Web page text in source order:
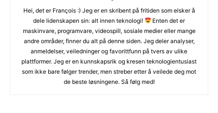
Hei, det er François :) Jeg er en skribent på fritiden som elsker å
dele lidenskapen sin: alt innen teknologi!
Enten det er
maskinvare, programvare, videospill, sosiale medier eller mange
andre områder, finner du alt på denne siden. Jeg deler analyser,
anmeldelser, veiledninger og favorittfunn på tvers av ulike
plattformer. Jeg er en kunnskapsrik og kresen teknologientusiast
som ikke bare følger trender, men streber etter å veilede deg mot
de beste løsningene. Så følg med!